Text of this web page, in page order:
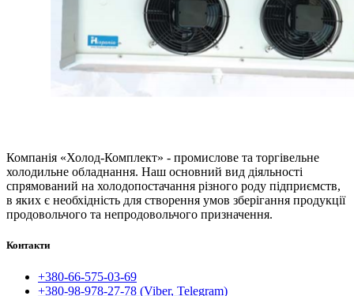
Компанія «Холод-Комплект» - промислове та торгівельне
холодильне обладнання. Наш основний вид діяльності
спрямований на холодопостачання різного роду підприємств,
в яких є необхідність для створення умов зберігання продукції
продовольчого та непродовольчого призначення.
Контакти
+380-66-575-03-69
+380-98-978-27-78 (Viber, Telegram)